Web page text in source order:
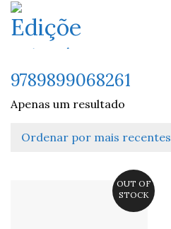
9789899068261
Apenas um resultado
Ordenar por mais recentes
OUT OF
STOCK